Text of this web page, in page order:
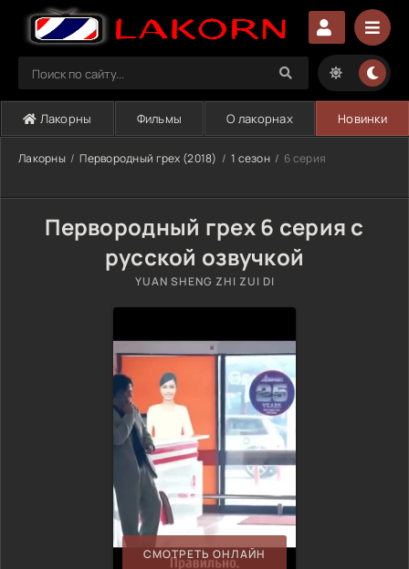
Лакорны Фильмы О лакорнах Новинки
Лакорны Первородный грех (2018) 1 сезон 6 серия
Первородный грех 6 серия с
русской озвучкой
YUAN SHENG ZHI ZUI DI
СМОТРЕТЬ ОНЛАЙН